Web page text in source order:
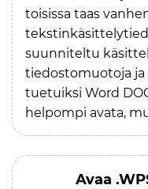
toisissa taas
suunniteltu
tiedostomuotoja
tuetuiksi Word
helpompi avata,
Avaa